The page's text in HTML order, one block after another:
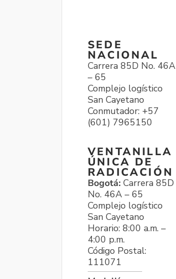
SEDE
NACIONAL
Carrera 85D No. 46A
– 65
Complejo logístico
San Cayetano
Conmutador: +57
(601) 7965150
VENTANILLA
ÚNICA DE
RADICACIÓN
Bogotá: Carrera 85D
No. 46A – 65
Complejo logístico
San Cayetano
Horario: 8:00 a.m. –
4:00 p.m.
Código Postal:
111071